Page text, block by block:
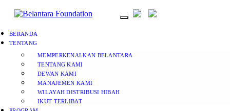
BERANDA
TENTANG
MEMPERKENALKAN BELANTARA
TENTANG KAMI
DEWAN KAMI
MANAJEMEN KAMI
WILAYAH DISTRIBUSI HIBAH
IKUT TERLIBAT